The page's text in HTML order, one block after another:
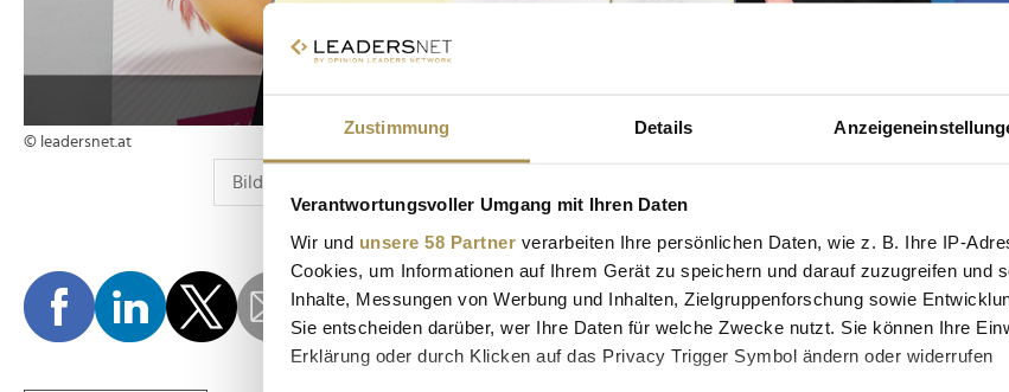
Zustimmung Details
Verantwortungsvoller Umgang mit Ihren Daten
Wir und unsere 58 Partner verarbeiten Ihre persönlichen Daten, wie z. B. Ihre IP-
Cookies, um Informationen auf Ihrem Gerät zu speichern und darauf zuzugreifen und
Inhalte, Messungen von Werbung und Inhalten, Zielgruppenforschung sowie
Sie entscheiden darüber, wer Ihre Daten für welche Zwecke nutzt. Sie können Ihre
Erklärung oder durch Klicken auf das Privacy Trigger Symbol ändern oder widerrufen
© leadersnet.at
Advertisement